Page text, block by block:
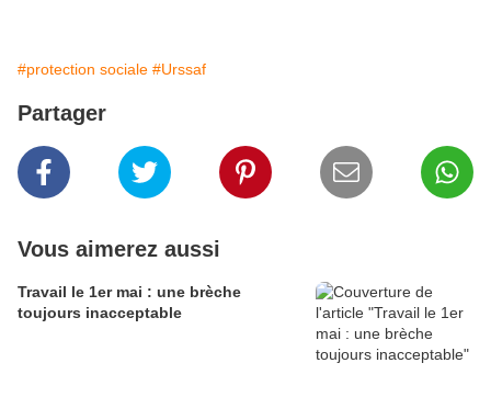
#protection sociale #Urssaf
Partager
Vous aimerez aussi
Travail le 1er mai : une brèche
toujours inacceptable